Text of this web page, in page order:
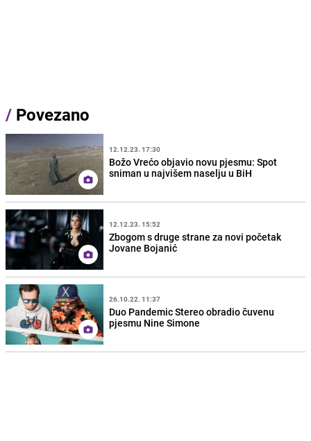
/ Povezano
12.12.23. 17:30
Božo Vrećo objavio novu pjesmu: Spot
sniman u najvišem naselju u BiH
12.12.23. 15:52
Zbogom s druge strane za novi početak
Jovane Bojanić
26.10.22. 11:37
Duo Pandemic Stereo obradio čuvenu
pjesmu Nine Simone